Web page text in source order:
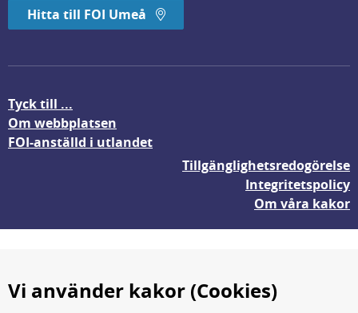
Hitta till FOI Umeå
Tyck till ...
Om webbplatsen
FOI-anställd i utlandet
Tillgänglighetsredogörelse
Integritetspolicy
Om våra kakor
Vi använder kakor (Cookies)